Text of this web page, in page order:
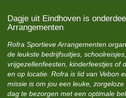
Dagje uit Eindhoven is
Arrangementen
Rofra Sportieve Arrangementen
de leukste bedrijfsuitjes,
vrijgezellenfeesten, kinderfeestjes of
en op locatie. Rofra is lid van Vebon
missie is om jou een leuke,
dag te bezorgen met een optimale